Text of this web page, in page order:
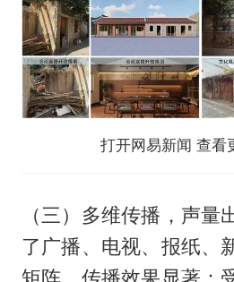
打开网易新闻 查看
（三）多维传播，声量
了广播、电视、报纸、